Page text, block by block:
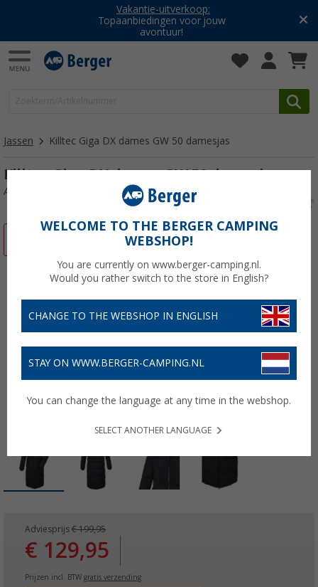
Vakantie-uitverkoop:
Topaanbiedingen voor jouw
avontuur!
Jassen Killtec Giga DX dames GW 50 damesjas
Killtec Giga DX dames GW 50 damesjas
Artikelnr: 39690646
Adviesprijs € 199,95
€ 129,95
Prijzen incl. BTW gratis verzending
WELCOME TO THE BERGER CAMPING
WEBSHOP!
You are currently on www.berger-camping.nl.
Would you rather switch to the store in English?
CHANGE TO THE WEBSHOP IN ENGLISH
STAY ON WWW.BERGER-CAMPING.NL
You can change the language at any time in the webshop.
SELECT ANOTHER LANGUAGE